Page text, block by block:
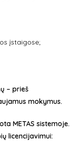
įstaigose;
– prieš
mokymus.
METAS sistemoje.
licencijavimui: